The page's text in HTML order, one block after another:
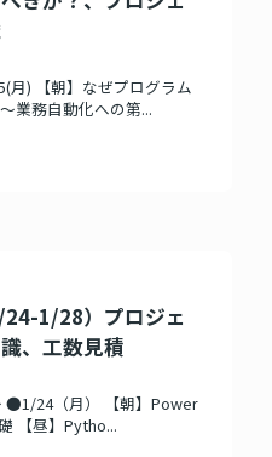
) 【朝】なぜプログラム
業務自動化への第...
1/28）プロジェ
、工数見積
●1/24（月） 【朝】Power
【昼】Pytho...